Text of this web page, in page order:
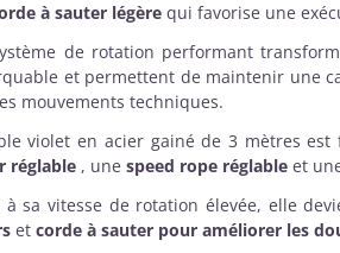
à sauter légère qui favorise une
de rotation performant
et permettent de maintenir une
mouvements techniques.
violet en acier gainé de 3 mètres
réglable , une speed rope réglable et
à sa vitesse de rotation élevée, elle
et corde à sauter pour améliorer les